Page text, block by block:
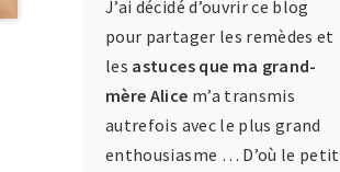
J’ai décidé d’ouvrir ce blog
pour partager les remèdes et
les astuces que ma grand-
mère Alice m’a transmis
autrefois avec le plus grand
enthousiasme … D’où le petit